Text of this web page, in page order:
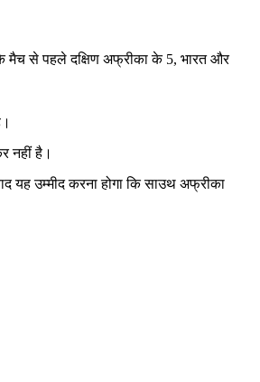
मैच से पहले दक्षिण अफ्रीका के 5, भारत और
नहीं है।
उम्मीद करना होगा कि साउथ अफ्रीका